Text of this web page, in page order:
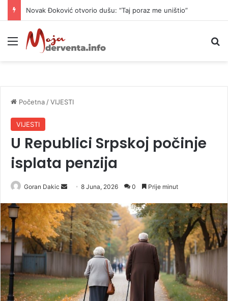
Novak Đoković otvorio dušu: “Taj poraz me uništio”
Meni
Početna /VIJESTI
VIJESTI
U Republici Srpskoj počinje
isplata penzija
Goran Dakic
n
d
a
n
m
a
i
8 Juna, 2026 0 Prije minut